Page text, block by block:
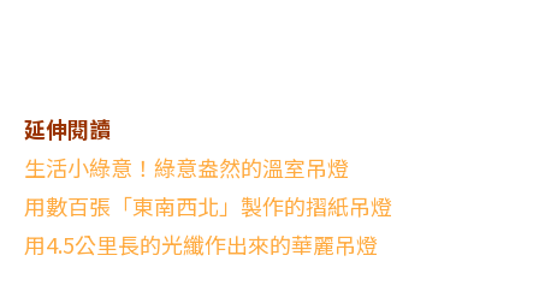
延伸閱讀
生活小綠意！綠意盎然的溫室吊燈
用數百張「東南西北」製作的摺紙吊燈
用4.5公里長的光纖作出來的華麗吊燈